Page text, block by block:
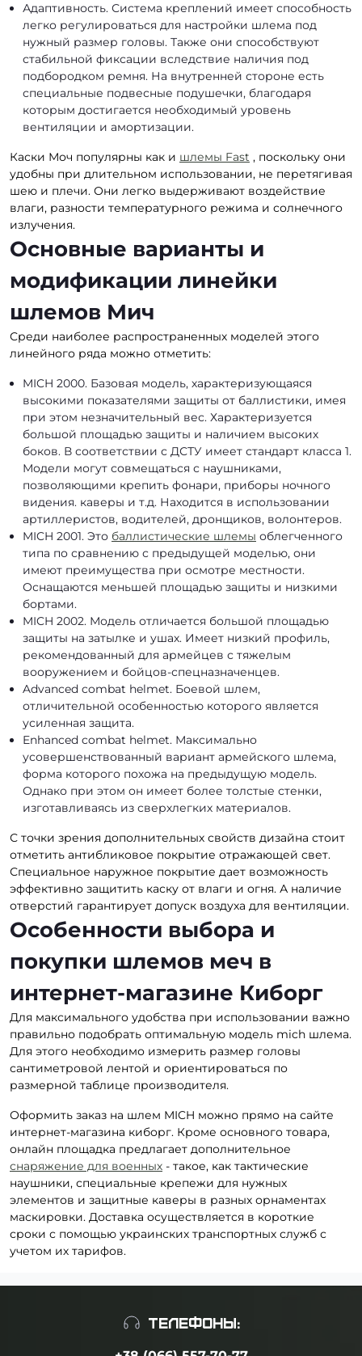
Адаптивность. Система креплений имеет способность
легко регулироваться для настройки шлема под
нужный размер головы. Также они способствуют
стабильной фиксации вследствие наличия под
подбородком ремня. На внутренней стороне есть
специальные подвесные подушечки, благодаря
которым достигается необходимый уровень
вентиляции и амортизации.
Каски Моч популярны как и шлемы Fast , поскольку они
удобны при длительном использовании, не перетягивая
шею и плечи. Они легко выдерживают воздействие
влаги, разности температурного режима и солнечного
излучения.
Основные варианты и
модификации линейки
шлемов Мич
Среди наиболее распространенных моделей этого
линейного ряда можно отметить:
MICH 2000. Базовая модель, характеризующаяся
высокими показателями защиты от баллистики, имея
при этом незначительный вес. Характеризуется
большой площадью защиты и наличием высоких
боков. В соответствии с ДСТУ имеет стандарт класса 1.
Модели могут совмещаться с наушниками,
позволяющими крепить фонари, приборы ночного
видения. каверы и т.д. Находится в использовании
артиллеристов, водителей, дронщиков, волонтеров.
MICH 2001. Это баллистические шлемы облегченного
типа по сравнению с предыдущей моделью, они
имеют преимущества при осмотре местности.
Оснащаются меньшей площадью защиты и низкими
бортами.
MICH 2002. Модель отличается большой площадью
защиты на затылке и ушах. Имеет низкий профиль,
рекомендованный для армейцев с тяжелым
вооружением и бойцов-спецназначенцев.
Advanced combat helmet. Боевой шлем,
отличительной особенностью которого является
усиленная защита.
Enhanced combat helmet. Максимально
усовершенствованный вариант армейского шлема,
форма которого похожа на предыдущую модель.
Однако при этом он имеет более толстые стенки,
изготавливаясь из сверхлегких материалов.
С точки зрения дополнительных свойств дизайна стоит
отметить антибликовое покрытие отражающей свет.
Специальное наружное покрытие дает возможность
эффективно защитить каску от влаги и огня. А наличие
отверстий гарантирует допуск воздуха для вентиляции.
Особенности выбора и
покупки шлемов меч в
интернет-магазине Киборг
Для максимального удобства при использовании важно
правильно подобрать оптимальную модель mich шлема.
Для этого необходимо измерить размер головы
сантиметровой лентой и ориентироваться по
размерной таблице производителя.
Оформить заказ на шлем MICH можно прямо на сайте
интернет-магазина киборг. Кроме основного товара,
онлайн площадка предлагает дополнительное
снаряжение для военных - такое, как тактические
наушники, специальные крепежи для нужных
элементов и защитные каверы в разных орнаментах
маскировки. Доставка осуществляется в короткие
сроки с помощью украинских транспортных служб с
учетом их тарифов.
ТЕЛЕФОНЫ: